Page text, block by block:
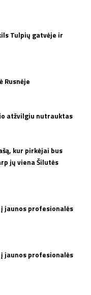
Tulpių gatvėje ir
Rusnėje
atžvilgiu nutrauktas
kur pirkėjai bus
jų viena Šilutės
jaunos profesionalės
jaunos profesionalės